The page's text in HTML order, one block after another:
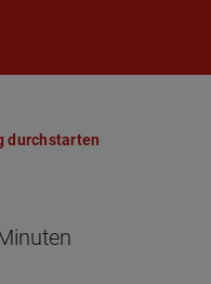
durch­star­ten